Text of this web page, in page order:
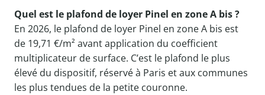
Quel est le plafond de loyer Pinel en zone A bis ?
En 2026, le plafond de loyer Pinel en zone A bis est
de 19,71 €/m² avant application du coefficient
multiplicateur de surface. C’est le plafond le plus
élevé du dispositif, réservé à Paris et aux communes
les plus tendues de la petite couronne.